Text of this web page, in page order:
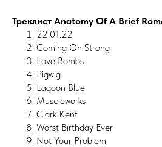
Треклист Anatomy Of A Brief
22.01.22
Coming On Strong
Love Bombs
Pigwig
Lagoon Blue
Muscleworks
Clark Kent
Worst Birthday Ever
Not Your Problem